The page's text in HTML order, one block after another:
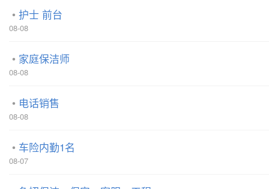
护士 前台
08-08
家庭保洁师
08-08
电话销售
08-08
车险内勤1名
08-07